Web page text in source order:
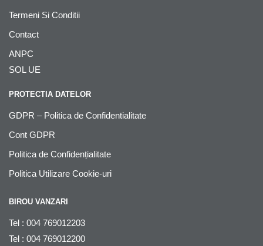
Termeni Si Conditii
Contact
ANPC
SOL UE
PROTECTIA DATELOR
GDPR – Politica de Confidentialitate
Cont GDPR
Politica de Confidențialitate
Politica Utilizare Cookie-uri
BIROU VANZARI
Tel : 004 769012203
Tel : 004 769012200